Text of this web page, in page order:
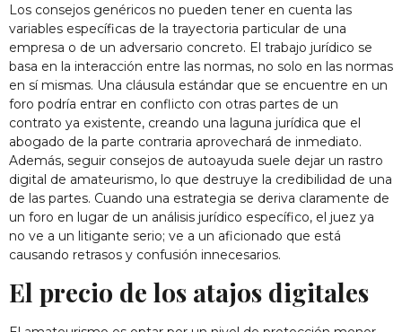
Los consejos genéricos no pueden tener en cuenta las
variables específicas de la trayectoria particular de una
empresa o de un adversario concreto. El trabajo jurídico se
basa en la interacción entre las normas, no solo en las normas
en sí mismas. Una cláusula estándar que se encuentre en un
foro podría entrar en conflicto con otras partes de un
contrato ya existente, creando una laguna jurídica que el
abogado de la parte contraria aprovechará de inmediato.
Además, seguir consejos de autoayuda suele dejar un rastro
digital de amateurismo, lo que destruye la credibilidad de una
de las partes. Cuando una estrategia se deriva claramente de
un foro en lugar de un análisis jurídico específico, el juez ya
no ve a un litigante serio; ve a un aficionado que está
causando retrasos y confusión innecesarios.
El precio de los atajos digitales